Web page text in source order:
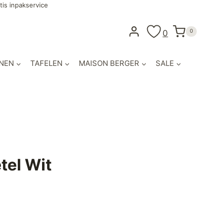
inpakservice
0 0
TAFELEN MAISON BERGER SALE
Wit